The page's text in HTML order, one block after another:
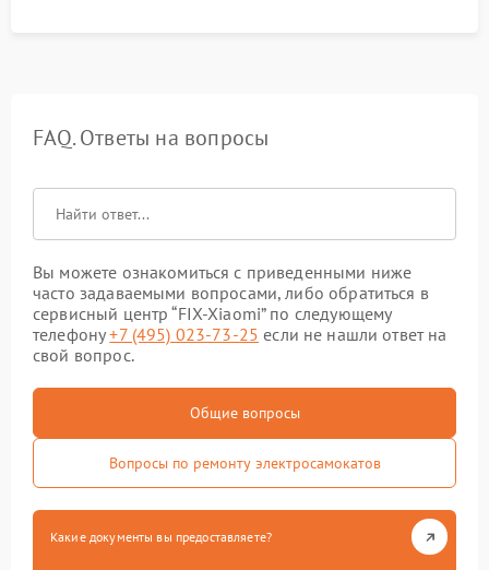
FAQ. Ответы на вопросы
Вы можете ознакомиться с приведенными ниже
часто задаваемыми вопросами, либо обратиться в
сервисный центр “FIX-Xiaomi” по следующему
телефону+7 (495) 023-73-25 если не нашли ответ на
свой вопрос.
Общие вопросы
Вопросы по ремонту электросамокатов
Какие документы вы предоставляете?